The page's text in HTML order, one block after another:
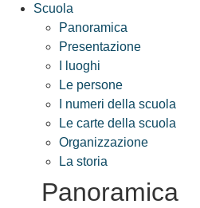
Scuola
Panoramica
Presentazione
I luoghi
Le persone
I numeri della scuola
Le carte della scuola
Organizzazione
La storia
Panoramica